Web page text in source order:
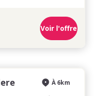
Voir l'offre
À 6km